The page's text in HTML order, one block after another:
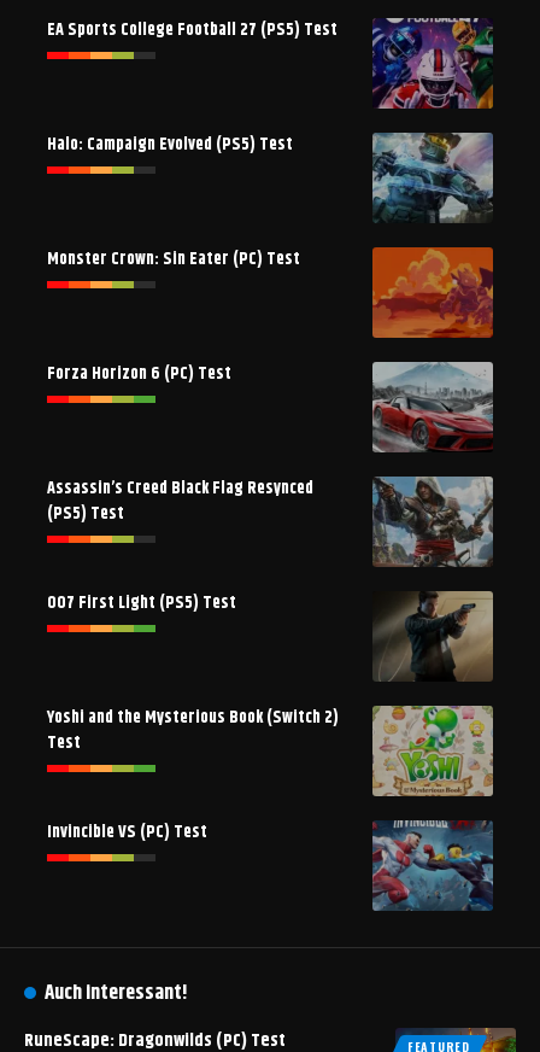
EA Sports College Football 27 (PS5) Test
Halo: Campaign Evolved (PS5) Test
Monster Crown: Sin Eater (PC) Test
Forza Horizon 6 (PC) Test
Assassin’s Creed Black Flag Resynced
(PS5) Test
007 First Light (PS5) Test
Yoshi and the Mysterious Book (Switch 2)
Test
Invincible VS (PC) Test
Auch interessant!
FEATURED
RuneScape: Dragonwilds (PC) Test